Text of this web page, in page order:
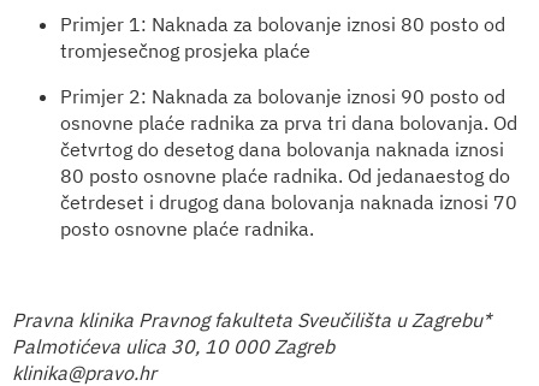
Primjer 1: Naknada za bolovanje iznosi 80 posto od
tromjesečnog prosjeka plaće
Primjer 2: Naknada za bolovanje iznosi 90 posto od
osnovne plaće radnika za prva tri dana bolovanja. Od
četvrtog do desetog dana bolovanja naknada iznosi
80 posto osnovne plaće radnika. Od jedanaestog do
četrdeset i drugog dana bolovanja naknada iznosi 70
posto osnovne plaće radnika.
Pravna klinika Pravnog fakulteta Sveučilišta u Zagrebu*
Palmotićeva ulica 30, 10 000 Zagreb
klinika@pravo.hr